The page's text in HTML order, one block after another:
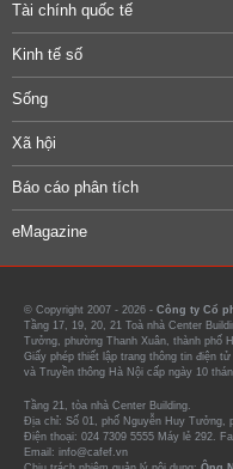
Tài chính quốc tế
Kinh tế số
Sống
Xã hội
Báo cáo phân tích
eMagazine
© Copyright 2007 - 2026 - Công ty Cổ
Tầng 17, 19, 20, 21 Toà nhà Center
Tưởng, phường Thanh Xuân, thành phố
Giấy phép thiết lập trang thông tin điện
và Truyền thông Hà Nội cấp ngày 10
Tầng 21, tòa nhà Center Building.
Địa chỉ: Số 01, phố Nguyễn Huy Tưởng,
Điện thoại: 024 7309 5555 Máy lẻ 292.
Email: info@cafef.vn